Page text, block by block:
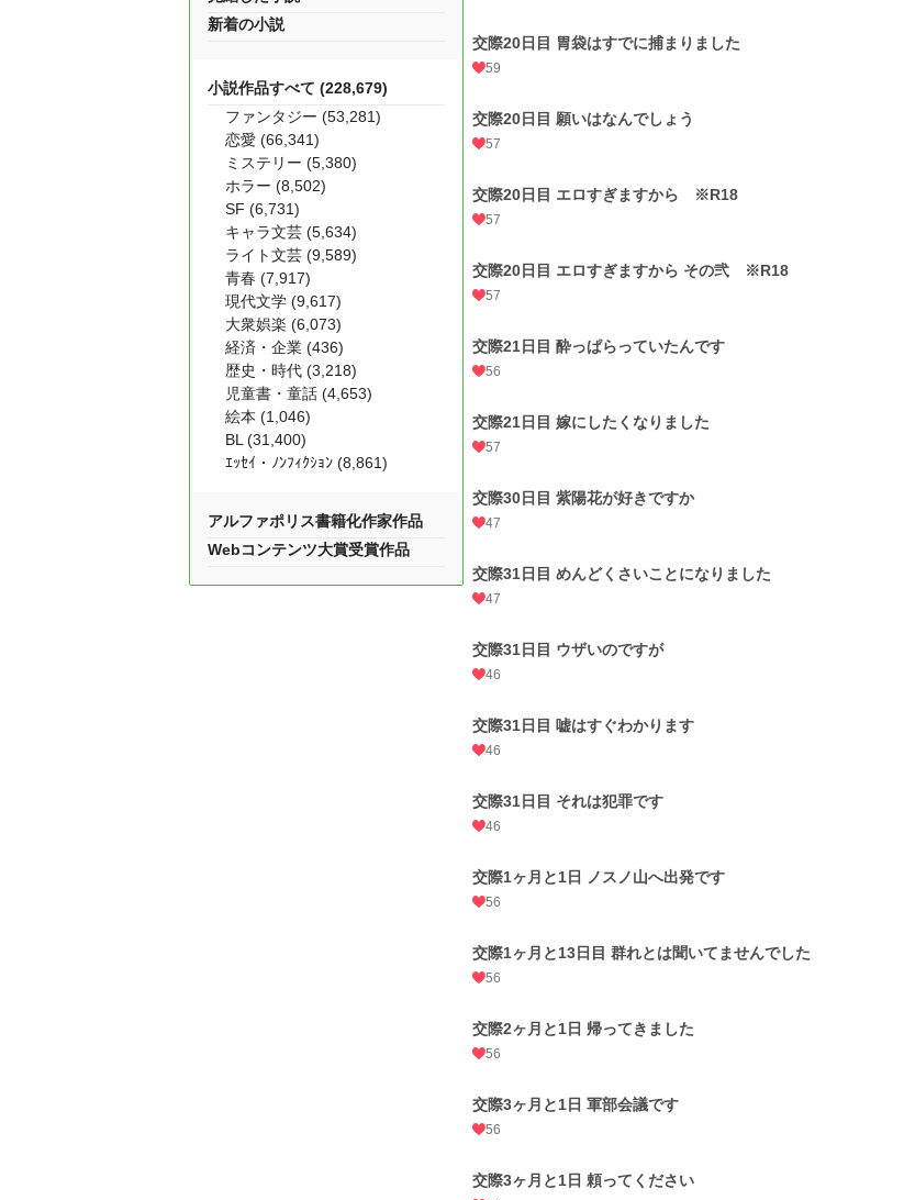
交際20日目 胃袋はすでに捕まりました
59
交際20日目 願いはなんでしょう
57
交際20日目 エロすぎますから ※R18
57
交際20日目 エロすぎますから その弐 ※R18
57
交際21日目 酔っぱらっていたんです
56
交際21日目 嫁にしたくなりました
57
交際30日目 紫陽花が好きですか
47
交際31日目 めんどくさいことになりました
47
交際31日目 ウザいのですが
46
交際31日目 嘘はすぐわかります
46
交際31日目 それは犯罪です
46
交際1ヶ月と1日 ノスノ山へ出発です
56
交際1ヶ月と13日目 群れとは聞いてませんでした
56
交際2ヶ月と1日 帰ってきました
56
交際3ヶ月と1日 軍部会議です
56
交際3ヶ月と1日 頼ってください
新着の小説
小説作品すべて (228,679)
ファンタジー (53,281)
恋愛 (66,341)
ミステリー (5,380)
ホラー (8,502)
SF (6,731)
キャラ文芸 (5,634)
ライト文芸 (9,589)
青春 (7,917)
現代文学 (9,617)
大衆娯楽 (6,073)
経済・企業 (436)
歴史・時代 (3,218)
児童書・童話 (4,653)
絵本 (1,046)
BL (31,400)
ｴｯｾｲ・ﾉﾝﾌｨｸｼｮﾝ (8,861)
アルファポリス書籍化作家作品
Webコンテンツ大賞受賞作品